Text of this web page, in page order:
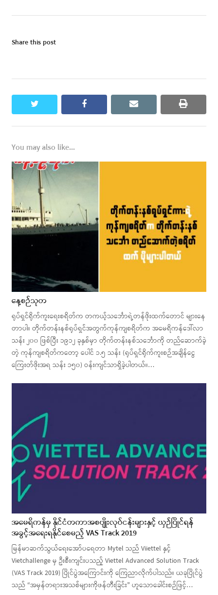
Share this post
twitter facebook email print
You may also like...
နေ့စဉ်သုတ
ရုပ်ရှင်ရိုက်ကူးရေးစရိတ်က တကယ့်သင်္ဘောရဲ့တန်ဖိုးထက်တောင် များနေ
တာပါ။ တိုက်တန်းနစ်ရုပ်ရှင်အတွက်ကုန်ကျစရိတ်က အမေရိကန်ဒေါ်လာ
သန်း ၂၀၀ ဖြစ်ပြီး ၁၉၁၂ ခုနှစ်မှာ တိုက်တန်းနစ်သင်္ဘောကို တည်ဆောက်ခဲ့
တဲ့ ကုန်ကျစရိတ်ကတော့ ပေါင် ၁.၅ သန်း (ရုပ်ရှင်ရိုက်ကူးစဉ်အချိန်ငွေ
ကြေးတ်ဖိုးအရ သန်း ၁၅၀) ဝန်းကျင်သာရှိခဲ့ပါတယ်။…
အမေရိကန်မှ နိုင်ငံတကာအစပျိုးလုပ်ငန်းများနှင့် ယှဉ်ပြိုင်ရန်
အခွင့်အရေးရနိုင်စေမည့် VAS Track 2019
မြန်မာဆက်သွယ်ရေးအော်ပရေတာ Mytel သည် Viiettel နှင့်
Vietchallenge မှ ဦးစီးကျင်းပသည့် Viettel Advanced Solution Track
(VAS Track 2019) ပြိုင်ပွဲအကြောင်းကို ကြေညာလိုက်ပါသည်။ ယခုပြိုင်ပွဲ
သည် “အမှန်တရားအသစ်များကိုဖန်တီးခြင်း” ဟူသောခေါင်းစဉ်ဖြင့်…